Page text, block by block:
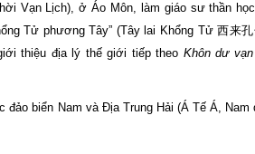
Vạn Lịch), ở Áo Môn, làm giáo sư thần
Tử phương Tây” (Tây lai Khổng Tử 西来
thiệu địa lý thế giới tiếp theo Khôn dư
đảo biển Nam và Địa Trung Hải (Á Tế Á,